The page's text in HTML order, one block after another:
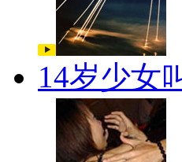
14岁少女